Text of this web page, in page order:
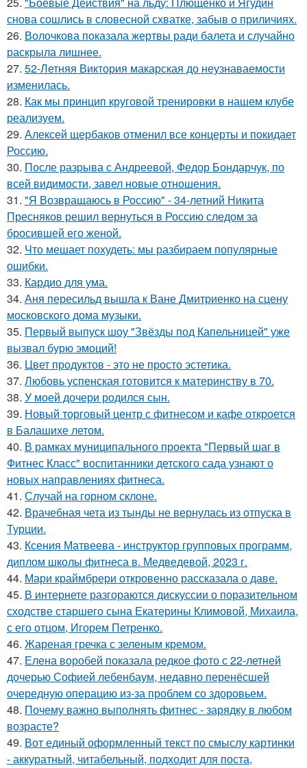
снова сошлись в словесной схватке, забыв о приличиях.
26. Волочкова показала жертвы ради балета и случайно
раскрыла лишнее.
27. 52-Летняя Виктория макарская до неузнаваемости
изменилась.
28. Как мы принцип круговой тренировки в нашем клубе
реализуем.
29. Алексей щербаков отменил все концерты и покидает
Россию.
30. После разрыва с Андреевой, Федор Бондарчук, по
всей видимости, завел новые отношения.
31. "Я Возвращаюсь в Россию" - 34-летний Никита
Пресняков решил вернуться в Россию следом за
бросившей его женой.
32. Что мешает похудеть: мы разбираем популярные
ошибки.
33. Кардио для ума.
34. Аня пересильд вышла к Ване Дмитриенко на сцену
московского дома музыки.
35. Первый выпуск шоу "Звёзды под Капельницей" уже
вызвал бурю эмоций!
36. Цвет продуктов - это не просто эстетика.
37. Любовь успенская готовится к материнству в 70.
38. У моей дочери родился сын.
39. Новый торговый центр с фитнесом и кафе откроется
в Балашихе летом.
40. В рамках муниципального проекта "Первый шаг в
Фитнес Класс" воспитанники детского сада узнают о
новых направлениях фитнеса.
41. Случай на горном склоне.
42. Врачебная чета из тынды не вернулась из отпуска в
Турции.
43. Ксения Матвеева - инструктор групповых программ,
диплом школы фитнеса в. Медведевой, 2023 г.
44. Мари краймбрери откровенно рассказала о даве.
45. В интернете разгораются дискуссии о поразительном
сходстве старшего сына Екатерины Климовой, Михаила,
с его отцом, Игорем Петренко.
46. Жареная гречка с зеленым кремом.
47. Елена воробей показала редкое фото с 22-летней
дочерью Софией лебенбаум, недавно перенёсшей
очередную операцию из-за проблем со здоровьем.
48. Почему важно выполнять фитнес - зарядку в любом
возрасте?
49. Вот единый оформленный текст по смыслу картинки
- аккуратный, читабельный, подходит для поста,